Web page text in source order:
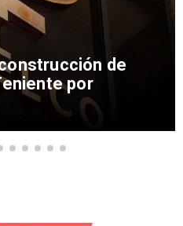
de
por